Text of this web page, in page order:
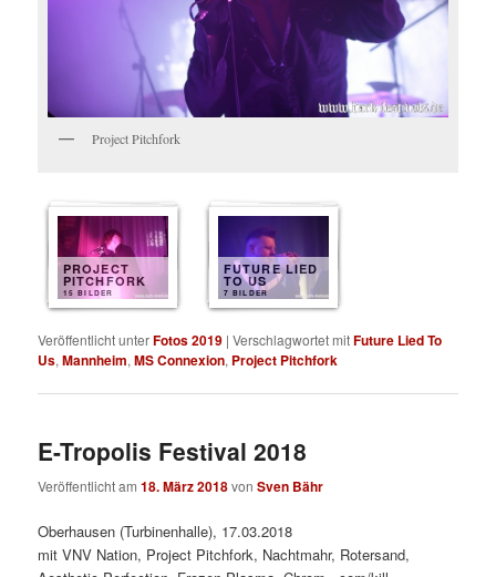
Project Pitchfork
PROJECT
PITCHFORK
15 BILDER
FUTURE LIED
TO US
7 BILDER
Veröffentlicht unterFotos 2019 |Verschlagwortet mitFuture Lied To
Us,Mannheim,MS Connexion, Project Pitchfork
E-Tropolis Festival 2018
Veröffentlicht am18. März 2018vonSven Bähr
Oberhausen (Turbinenhalle), 17.03.2018
mit VNV Nation, Project Pitchfork, Nachtmahr, Rotersand,